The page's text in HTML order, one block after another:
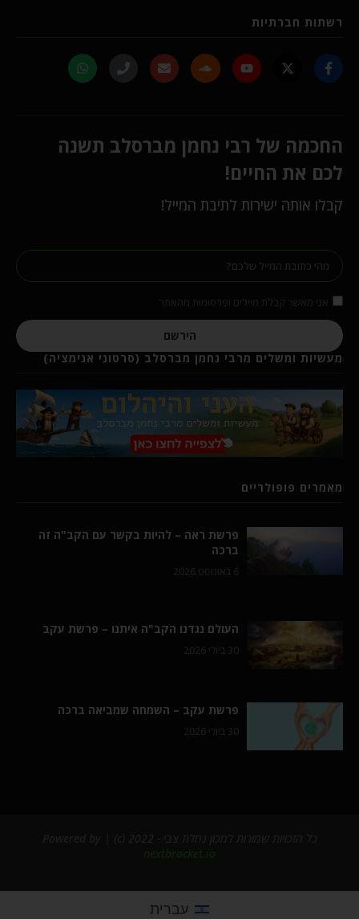
רשתות חברתיות
החכמה של רבי נחמן מברסלב תשנה
לכם את החיים!
קבלו אותה ישירות לתיבת המייל!
הירשם
מעשיות ומשלים מרבי נחמן מברסלב (סרטוני אנימציה)
מאמרים פופולריים
פרשת ראה – להיות בקשר עם הקב"ה זה
ברכה
6 באוגוסט 2026
העולם נגדנו הקב"ה איתנו – פרשת עקב
30 ביולי 2026
פרשת עקב – השמחה שמביאה ברכה
30 ביולי 2026
nextbracket.io
עברית